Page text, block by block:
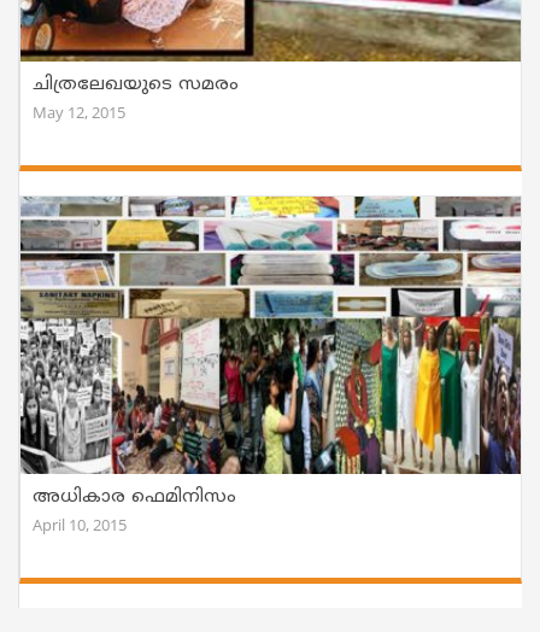
ചിത്രലേഖയുടെ സമരം
May 12, 2015
അധികാര ഫെമിനിസം
April 10, 2015